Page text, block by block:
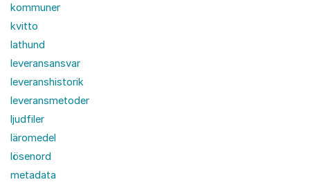
kommuner
kvitto
lathund
leveransansvar
leveranshistorik
leveransmetoder
ljudfiler
läromedel
lösenord
metadata